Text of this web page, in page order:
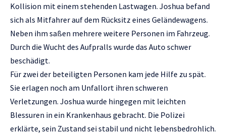
Kollision mit einem stehenden Lastwagen. Joshua befand
sich als Mitfahrer auf dem Rücksitz eines Geländewagens.
Neben ihm saßen mehrere weitere Personen im Fahrzeug.
Durch die Wucht des Aufpralls wurde das Auto schwer
beschädigt.
Für zwei der beteiligten Personen kam jede Hilfe zu spät.
Sie erlagen noch am Unfallort ihren schweren
Verletzungen. Joshua wurde hingegen mit leichten
Blessuren in ein Krankenhaus gebracht. Die Polizei
erklärte, sein Zustand sei stabil und nicht lebensbedrohlich.